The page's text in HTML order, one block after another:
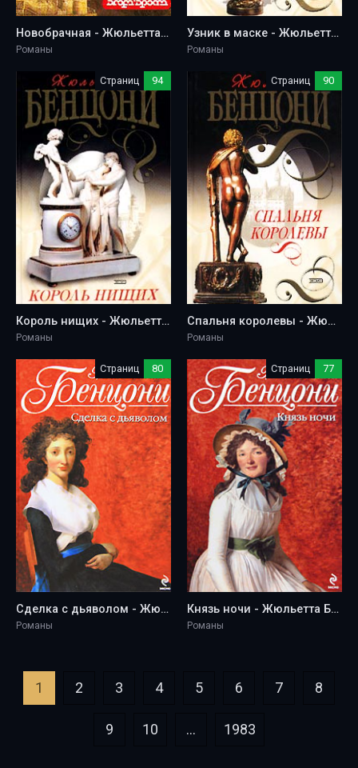
Новобрачная - Жюльетта Бенцони
Романы
Узник в маске - Жюльетта Бенцони
Романы
Страниц 94
Король нищих - Жюльетта Бенцони
Романы
Страниц 90
Спальня королевы - Жюльетта Бенцони
Романы
Страниц 80
Сделка с дьяволом - Жюльетта Бенцони
Романы
Страниц 77
Князь ночи - Жюльетта Бенцони
Романы
1 2 3 4 5 6 7 8
9 10 ... 1983